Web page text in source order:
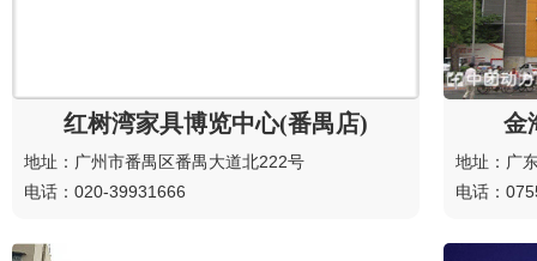
红树湾家具博览中心(番禺店)
地址：广州市番禺区番禺大道北222号
电话：020-39931666
金
地址：广
电话：